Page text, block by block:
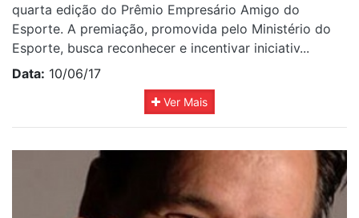
quarta edição do Prêmio Empresário Amigo do
Esporte. A premiação, promovida pelo Ministério do
Esporte, busca reconhecer e incentivar iniciativ...
Data: 10/06/17
Ver Mais